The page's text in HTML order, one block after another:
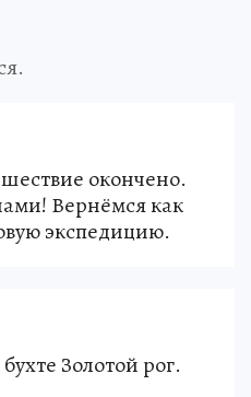
.
окончено.
Вернёмся как
экспедицию.
Золотой рог.